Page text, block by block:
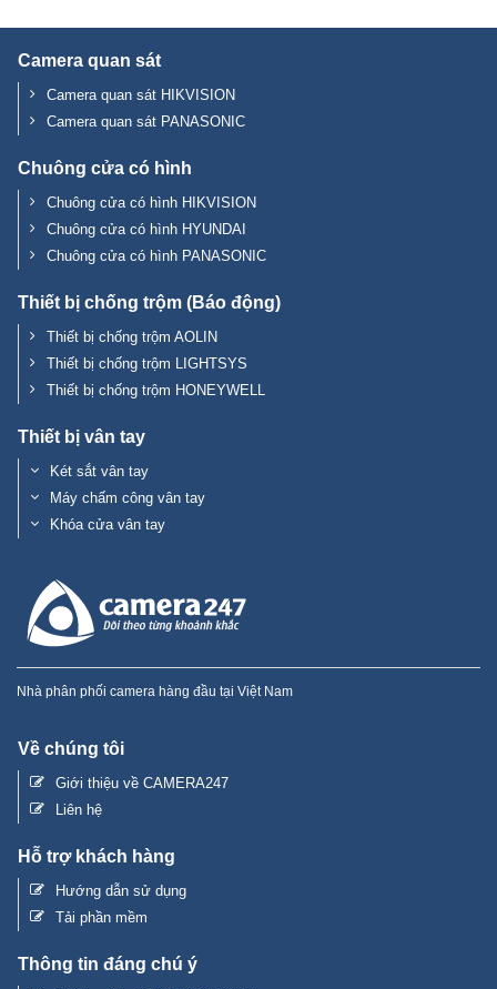
Camera quan sát
Camera quan sát HIKVISION
Camera quan sát PANASONIC
Chuông cửa có hình
Chuông cửa có hình HIKVISION
Chuông cửa có hình HYUNDAI
Chuông cửa có hình PANASONIC
Thiết bị chống trộm (Báo động)
Thiết bị chống trộm AOLIN
Thiết bị chống trộm LIGHTSYS
Thiết bị chống trộm HONEYWELL
Thiết bị vân tay
Két sắt vân tay
Máy chấm công vân tay
Khóa cửa vân tay
Nhà phân phối camera hàng đầu tại Việt Nam
Về chúng tôi
Giới thiệu về CAMERA247
Liên hệ
Hỗ trợ khách hàng
Hướng dẫn sử dụng
Tải phần mềm
Thông tin đáng chú ý